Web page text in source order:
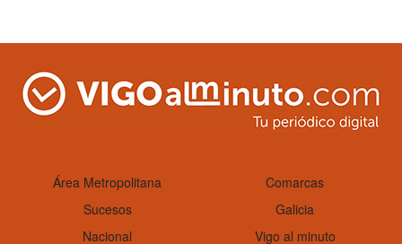
Área Metropolitana
Comarcas
Sucesos
Galicia
Nacional
Vigo al minuto